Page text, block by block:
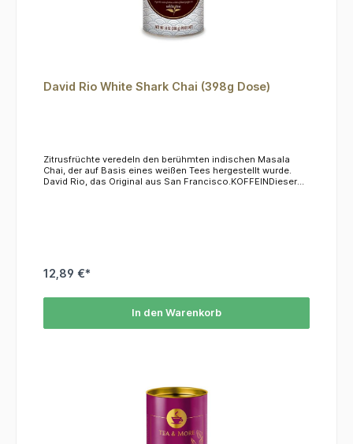
David Rio White Shark Chai (398g Dose)
Zitrusfrüchte veredeln den berühmten indischen Masala
Chai, der auf Basis eines weißen Tees hergestellt wurde.
David Rio, das Original aus San Francisco.KOFFEINDieser
12,89 €*
In den Warenkorb